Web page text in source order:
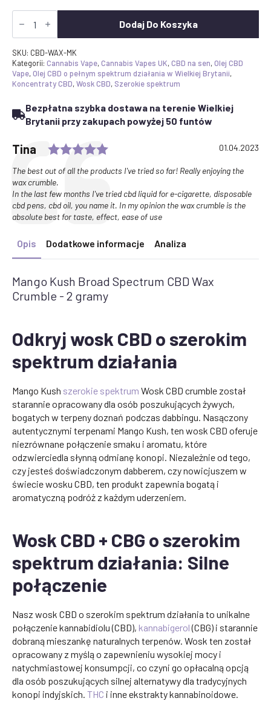
Ilość
Mango
Wax
Crumble
Broad
Spectrum
Dodaj Do Koszyka
SKU: CBD-WAX-MK
Kategorii: Cannabis Vape,Cannabis Vapes UK,CBD na sen,Olej CBD
Vape,Olej CBD o pełnym spektrum działania w Wielkiej Brytanii,
Koncentraty CBD,Wosk CBD, Szerokie spektrum
Bezpłatna szybka dostawa na terenie Wielkiej
Brytanii przy zakupach powyżej 50 funtów
Testimonial
Author:
Tina Rating: 5.0 out of 5 stars
Date:
01.04.2023
Text:
The best out of all the products I've tried so far! Really enjoying the
wax crumble.
In the last few months I've tried cbd liquid for e-cigarette, disposable
cbd pens, cbd oil, you name it. In my opinion the wax crumble is the
absolute best for taste, effect, ease of use
Opis Dodatkowe informacje Analiza
Mango Kush Broad Spectrum CBD Wax
Crumble - 2 gramy
Odkryj wosk CBD o szerokim
spektrum działania
Mango Kush szerokie spektrum Wosk CBD crumble został
starannie opracowany dla osób poszukujących żywych,
bogatych w terpeny doznań podczas dabbingu. Nasączony
autentycznymi terpenami Mango Kush, ten wosk CBD oferuje
niezrównane połączenie smaku i aromatu, które
odzwierciedla słynną odmianę konopi. Niezależnie od tego,
czy jesteś doświadczonym dabberem, czy nowicjuszem w
świecie wosku CBD, ten produkt zapewnia bogatą i
aromatyczną podróż z każdym uderzeniem.
Wosk CBD + CBG o szerokim
spektrum działania: Silne
połączenie
Nasz wosk CBD o szerokim spektrum działania to unikalne
połączenie kannabidiolu (CBD), kannabigerol(CBG) i starannie
dobraną mieszankę naturalnych terpenów. Wosk ten został
opracowany z myślą o zapewnieniu wysokiej mocy i
natychmiastowej konsumpcji, co czyni go opłacalną opcją
dla osób poszukujących silnej alternatywy dla tradycyjnych
konopi indyjskich. THC i inne ekstrakty kannabinoidowe.